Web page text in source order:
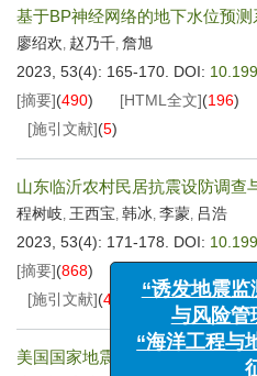
基于BP神经网络的地下水位预测
廖绍欢, 赵乃千, 詹旭
2023, 53(4): 165-170. DOI:
[摘要](490) [HTML全文](196)
[施引文献](5)
山东临沂农村民居抗震设防调查
程树岐, 王西宝, 韩冰, 李蒙, 吕浩
2023, 53(4): 171-178.
DOI:
[摘要](868)
[施引文献](4
美国国家地震减灾计划简介
“诱发地震
与风险
“海洋工程与